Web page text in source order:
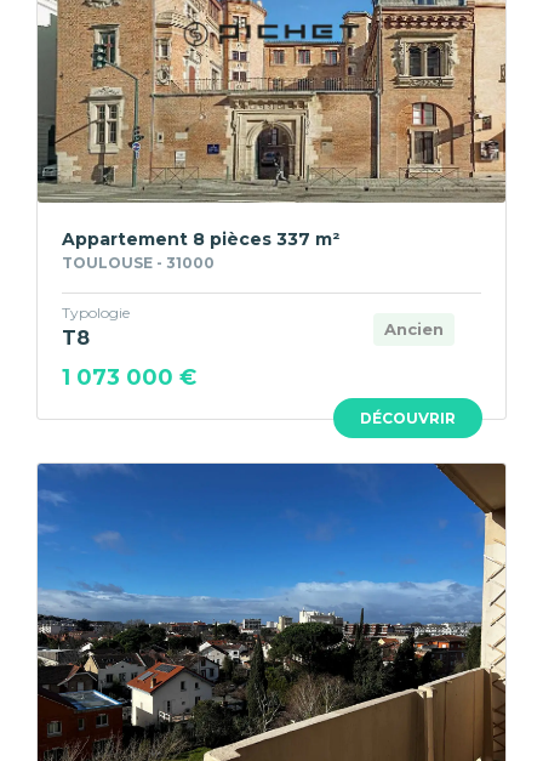
DÉCOUVRIR
Appartement 8 pièces 337 m²
TOULOUSE - 31000
Ancien
Typologie
T8
1 073 000 €